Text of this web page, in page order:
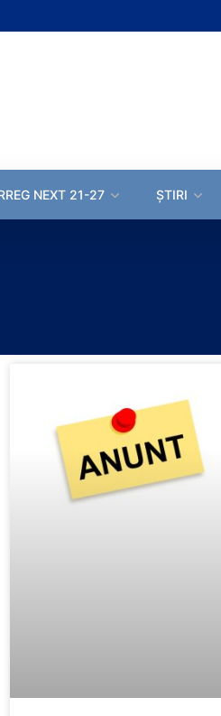
NEXT 21-27 ȘTIRI